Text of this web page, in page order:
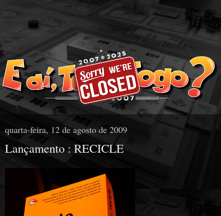
quarta-feira, 12 de agosto de 2009
Lançamento : RECICLE